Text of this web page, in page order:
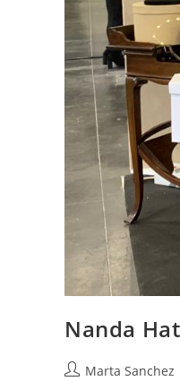
Nanda
Marta Sanchez